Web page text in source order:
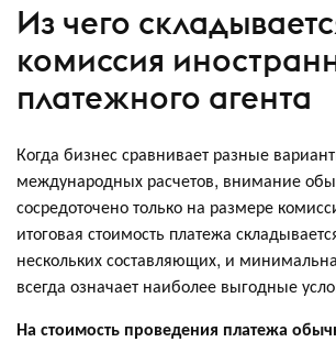
Из чего
комиссия
платежного агента
Когда бизнес сравнивает разные
международных расчетов, внимание
сосредоточено только на размере
итоговая стоимость платежа
нескольких составляющих, и
всегда означает наиболее выгодные
На стоимость проведения платежа